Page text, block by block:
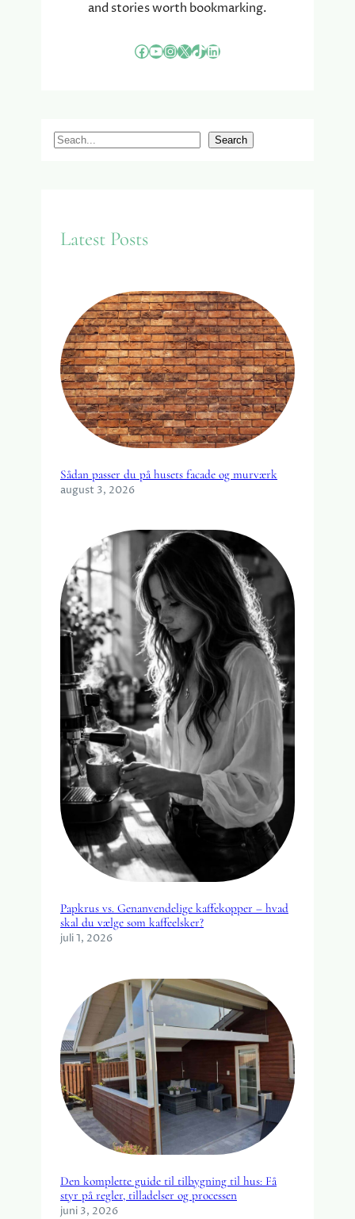
and stories worth bookmarking.
Facebook YouTube InstagramX TikTok LinkedIn
S
Search
Latest Posts
Sådan passer du på husets facade og murværk
august 3, 2026
Papkrus vs. Genanvendelige kaffekopper – hvad
skal du vælge som kaffeelsker?
juli 1, 2026
Den komplette guide til tilbygning til hus: Få
styr på regler, tilladelser og processen
juni 3, 2026